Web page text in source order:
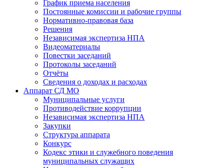
График приема населения
Постоянные комиссии и рабочие группы
Нормативно-правовая база
Решения
Независимая экспертиза НПА
Видеоматериалы
Повестки заседаний
Протоколы заседаний
Отчёты
Сведения о доходах и расходах
Аппарат СД МО
Муниципальные услуги
Противодействие коррупции
Независимая экспертиза НПА
Закупки
Структура аппарата
Конкурс
Кодекс этики и служебного поведения
муниципальных служащих